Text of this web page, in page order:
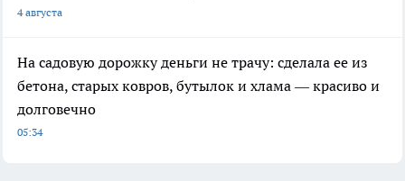
4 августа
На садовую дорожку деньги не трачу: сделала ее из
бетона, старых ковров, бутылок и хлама — красиво и
долговечно
05:34